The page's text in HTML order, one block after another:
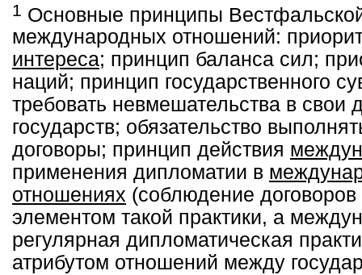
1 Основные принципы
международных отношений:
интереса; принцип баланса сил;
наций; принцип государственного
требовать невмешательства в свои
государств; обязательство
договоры; принцип действия
применения дипломатии в
отношениях (соблюдение
элементом такой практики, а
регулярная дипломатическая
атрибутом отношений между